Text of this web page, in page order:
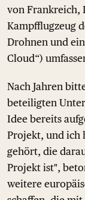
von Frankreich,
Kampfflugzeug
Drohnen und
Cloud“)
Nach Jahren
beteiligten
Idee bereits
Projekt, und ich
gehört, die
Projekt ist",
weitere